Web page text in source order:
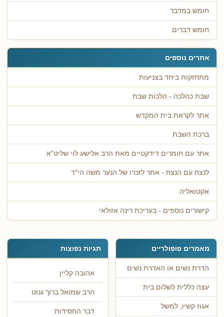
חומש במדבר
חומש דברים
אתרים נוספים
מתחזקות ביחד בצניעות
שבת כהלכה - הלכות שבת
אתר לקראת בית המקדש
ברכת השבת
אתר עם חומרים דידקטיים מאת הרב אלישע לוי שליט"א
לנצח עם הנצח - אתר לזכרו של הנער משה הי"ד
אקטואליה
קישורים נוספים - בעריכת רינה אזולאי
מאמרים פופולריים
הדרת נשים או האדרת נשים
עצה כללית לשלום בית
אגוז קשיו, למשל
תגיות נפוצות
אהובה קליין
הרב שמואל ברוך גנוט
דבר החסידות